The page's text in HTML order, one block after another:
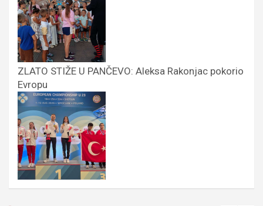
ZLATO STIŽE U PANČEVO: Aleksa Rakonjac pokorio
Evropu